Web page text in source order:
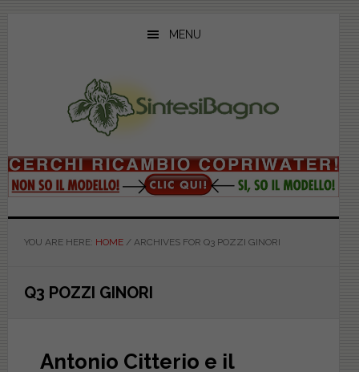
MENU
YOU ARE HERE: HOME /ARCHIVES FOR Q3 POZZI GINORI
Q3 POZZI GINORI
Antonio Citterio e il